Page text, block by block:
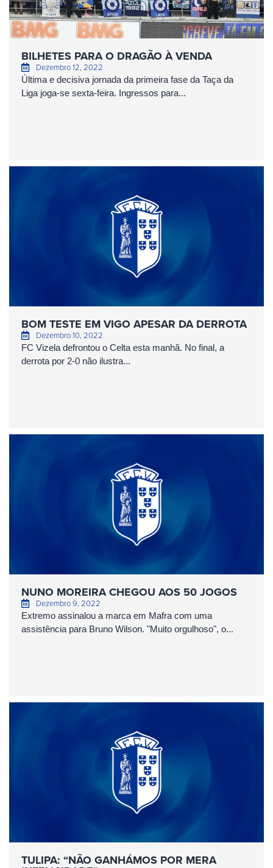
BILHETES PARA O DRAGÃO À VENDA
Dezembro 12, 2022
Última e decisiva jornada da primeira fase da Taça da
Liga joga-se sexta-feira. Ingressos para...
BOM TESTE EM VIGO APESAR DA DERROTA
Dezembro 10, 2022
FC Vizela defrontou o Celta esta manhã. No final, a
derrota por 2-0 não ilustra...
NUNO MOREIRA CHEGOU AOS 50 JOGOS
Dezembro 9, 2022
Extremo assinalou a marca em Mafra com uma
assistência para Bruno Wilson. "Muito orgulhoso", o...
TULIPA: “NÃO GANHÁMOS POR MERA